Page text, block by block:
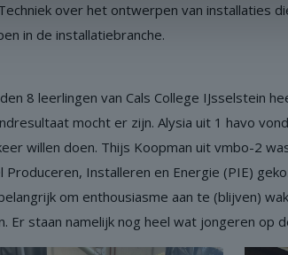
over het ontwerpen van installaties
in de installatiebranche.
8 leerlingen van Cals College IJsselstein
mocht er zijn. Alysia uit 1 havo
willen doen. Thijs Koopman uit vmbo-2
Installeren en Energie (PIE)
om enthousiasme aan te (blijven)
Er staan namelijk nog heel wat jongeren